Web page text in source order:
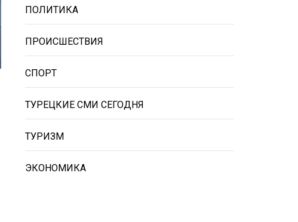
ПОЛИТИКА
ПРОИСШЕСТВИЯ
СПОРТ
ТУРЕЦКИЕ СМИ СЕГОДНЯ
ТУРИЗМ
ЭКОНОМИКА